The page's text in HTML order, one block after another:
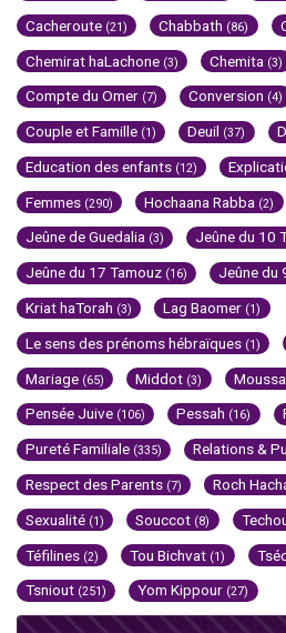
Cacheroute (21) Chabbath (86)
Chemirat haLachone (3) Chemita (3)
Compte du Omer (7) Conversion (4)
Couple et Famille (1) Deuil (37)
Education des enfants (12)
Femmes (290) Hochaana Rabba (2)
Jeûne de Guedalia (3) Jeûne du 10
Jeûne du 17 Tamouz (16) Jeûne du
Kriat haTorah (3) Lag Baomer (1)
Le sens des prénoms hébraïques (1)
Mariage (65) Middot (3)
Pensée Juive (106) Pessah (16)
Pureté Familiale (335) Relations &
Respect des Parents (7) Roch
Sexualité (1) Souccot (8)
Téfilines (2) Tou Bichvat (1)
Tsniout (251) Yom Kippour (27)